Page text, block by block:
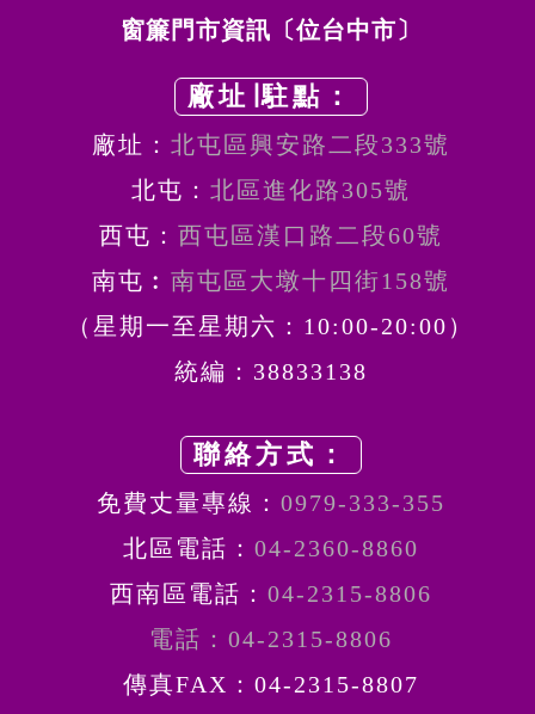
窗簾門市資訊〔位台中市〕
廠址∣駐點：
廠址： 北屯區興安路二段333號
北屯： 北區進化路305號
西屯： 西屯區漢口路二段60號
南屯︰ 南屯區大墩十四街158號
（星期一至星期六：10:00-20:00）
統編：38833138
聯絡方式：
免費丈量專線： 0979-333-355
北區電話： 04-2360-8860
西南區電話： 04-2315-8806
電話：04-2315-8806
傳真FAX：04-2315-8807